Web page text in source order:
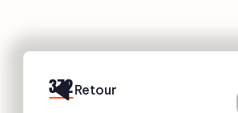
372Retour